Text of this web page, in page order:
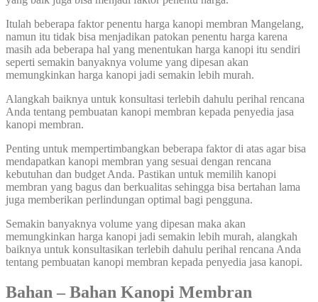
Itulah beberapa faktor penentu harga kanopi membran Mangelang,
namun itu tidak bisa menjadikan patokan penentu harga karena
masih ada beberapa hal yang menentukan harga kanopi itu sendiri
seperti semakin banyaknya volume yang dipesan akan
memungkinkan harga kanopi jadi semakin lebih murah.
Alangkah baiknya untuk konsultasi terlebih dahulu perihal rencana
Anda tentang pembuatan kanopi membran kepada penyedia jasa
kanopi membran.
Penting untuk mempertimbangkan beberapa faktor di atas agar bisa
mendapatkan kanopi membran yang sesuai dengan rencana
kebutuhan dan budget Anda. Pastikan untuk memilih kanopi
membran yang bagus dan berkualitas sehingga bisa bertahan lama
juga memberikan perlindungan optimal bagi pengguna.
Semakin banyaknya volume yang dipesan maka akan
memungkinkan harga kanopi jadi semakin lebih murah, alangkah
baiknya untuk konsultasikan terlebih dahulu perihal rencana Anda
tentang pembuatan kanopi membran kepada penyedia jasa kanopi.
Bahan – Bahan Kanopi Membran